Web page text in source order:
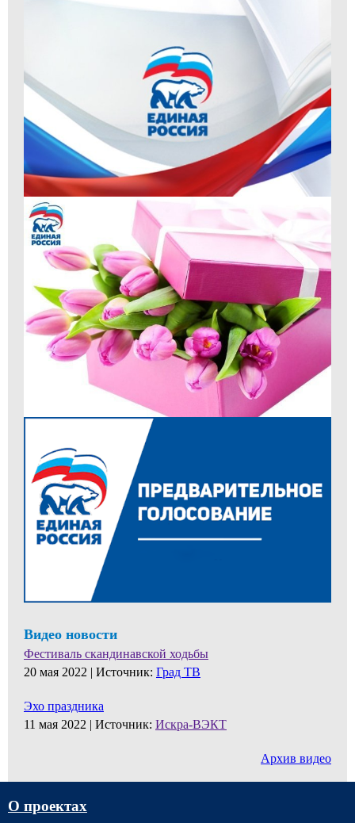
Видео новости
Фестиваль скандинавской ходьбы
20 мая 2022 | Источник: Град ТВ
Эхо праздника
11 мая 2022 | Источник: Искра-ВЭКТ
Архив видео
О проектах